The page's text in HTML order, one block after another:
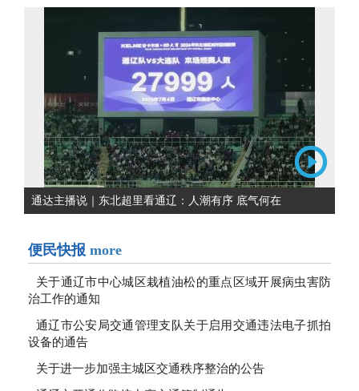
通达主播说｜东北超里看通辽：人潮有序 底气何在
便民快报 more
关于通辽市中心城区栽植油松的重点区域开展病虫害防
治工作的通知
通辽市公安局交通管理支队关于启用交通违法电子抓拍
设备的通告
关于进一步加强主城区交通秩序整治的公告